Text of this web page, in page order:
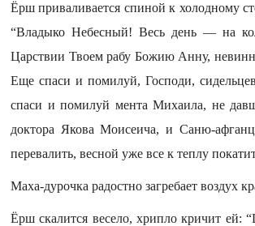
Ёрш приваливается спиной к холодному
“Владыко Небесный! Весь день — на
Царствии Твоем рабу Божию Анну,
Еще спаси и помилуй, Господи,
спаси и помилуй мента Михаила, не
доктора Якова Моисеича, и Саню-
перевалить, весной уже все к теплу
Маха-дурочка радостно загребает воздух
Ёрш скалится весело, хрипло кричит ей: